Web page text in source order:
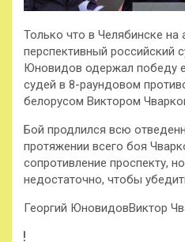
Только что в Челябинске на
перспективный российский
Юновидов одержал победу
судей в 8-раундовом
белорусом Виктором
Бой продлился всю
протяжении всего боя
сопротивление проспекту,
недостаточно, чтобы
Георгий ЮновидовВиктор